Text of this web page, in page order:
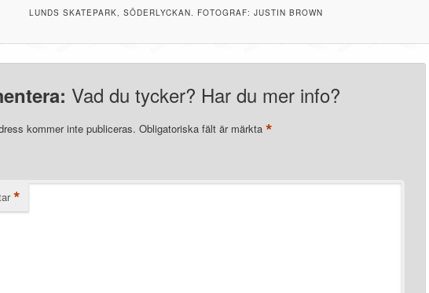
LUNDS SKATEPARK, SÖDERLYCKAN. FOTOGRAF: JUSTIN BROWN
Vad du tycker? Har du mer info?
kommer inte publiceras. Obligatoriska fält är märkta *
*